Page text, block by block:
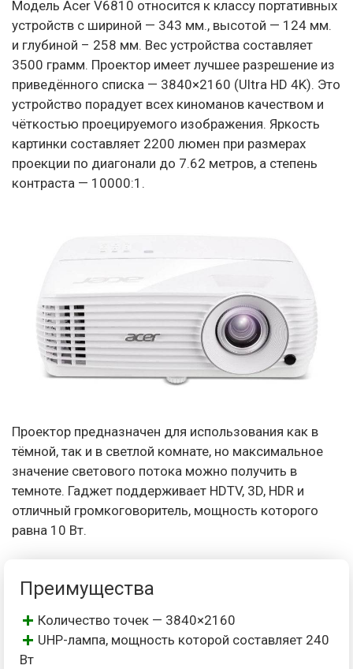
Модель Acer V6810 относится к классу портативных
устройств с шириной — 343 мм., высотой — 124 мм.
и глубиной – 258 мм. Вес устройства составляет
3500 грамм. Проектор имеет лучшее разрешение из
приведённого списка — 3840×2160 (Ultra HD 4K). Это
устройство порадует всех киноманов качеством и
чёткостью проецируемого изображения. Яркость
картинки составляет 2200 люмен при размерах
проекции по диагонали до 7.62 метров, а степень
контраста — 10000:1.
Проектор предназначен для использования как в
тёмной, так и в светлой комнате, но максимальное
значение светового потока можно получить в
темноте. Гаджет поддерживает HDTV, 3D, HDR и
отличный громкоговоритель, мощность которого
равна 10 Вт.
Преимущества
Количество точек — 3840×2160
UHP-лампа, мощность которой составляет 240
Вт